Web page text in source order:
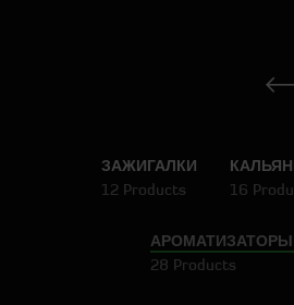
ЗАЖИГАЛКИ
12 Products
16
АРОМАТИЗАТОРЫ
28 Products